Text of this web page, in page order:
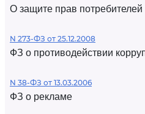
О защите прав потребителей
N 273-ФЗ от 25.12.2008
ФЗ о противодействии
N 38-ФЗ от 13.03.2006
ФЗ о рекламе